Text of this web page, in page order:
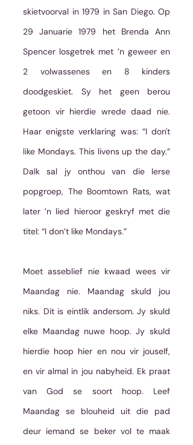
skietvoorval in 1979 in San Diego. Op
29 Januarie 1979 het Brenda Ann
Spencer losgetrek met ’n geweer en
2 volwassenes en 8 kinders
doodgeskiet. Sy het geen berou
getoon vir hierdie wrede daad nie.
Haar enigste verklaring was: “I don't
like Mondays. This livens up the day.”
Dalk sal jy onthou van die Ierse
popgroep, The Boomtown Rats, wat
later ’n lied hieroor geskryf met die
titel: “I don’t like Mondays.”
Moet asseblief nie kwaad wees vir
Maandag nie. Maandag skuld jou
niks. Dit is eintlik andersom. Jy skuld
elke Maandag nuwe hoop. Jy skuld
hierdie hoop hier en nou vir jouself,
en vir almal in jou nabyheid. Ek praat
van God se soort hoop. Leef
Maandag se blouheid uit die pad
deur iemand se beker vol te maak